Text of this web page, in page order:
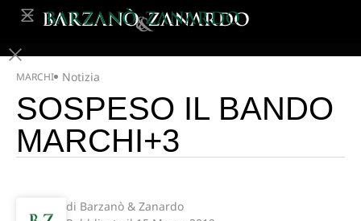
MARCHI Notizia
SOSPESO IL BANDO
MARCHI+3
di Barzanò & Zanardo